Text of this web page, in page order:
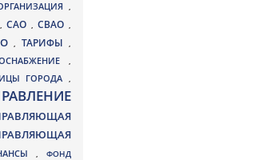
,
, САО , СВАО ,
, ТАРИФЫ ,
,
ГОРОДА ,
, ФОНД